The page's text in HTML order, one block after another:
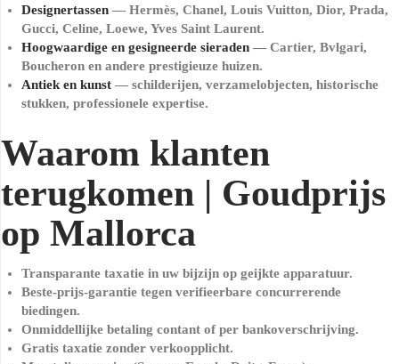
Designertassen— Hermès, Chanel, Louis Vuitton, Dior, Prada,
Gucci, Celine, Loewe, Yves Saint Laurent.
Hoogwaardige en gesigneerde sieraden— Cartier, Bvlgari,
Boucheron en andere prestigieuze huizen.
Antiek en kunst— schilderijen, verzamelobjecten, historische
stukken, professionele expertise.
Waarom klanten
terugkomen | Goudprijs
op Mallorca
Transparante taxatie in uw bijzijn op geijkte apparatuur.
Beste-prijs-garantie tegen verifieerbare concurrerende
biedingen.
Onmiddellijke betaling contant of per bankoverschrijving.
Gratis taxatie zonder verkoopplicht.